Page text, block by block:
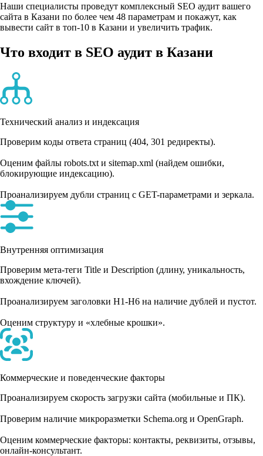
Наши специалисты проведут комплексный SEO аудит вашего
сайта в Казани по более чем 48 параметрам и покажут, как
вывести сайт в топ-10 в Казани и увеличить трафик.
Что входит в SEO аудит в Казани
Технический анализ и индексация
Проверим коды ответа страниц (404, 301 редиректы).
Оценим файлы robots.txt и sitemap.xml (найдем ошибки,
блокирующие индексацию).
Проанализируем дубли страниц с GET-параметрами и зеркала.
Внутренняя оптимизация
Проверим мета-теги Title и Description (длину, уникальность,
вхождение ключей).
Проанализируем заголовки H1-H6 на наличие дублей и пустот.
Оценим структуру и «хлебные крошки».
Коммерческие и поведенческие факторы
Проанализируем скорость загрузки сайта (мобильные и ПК).
Проверим наличие микроразметки Schema.org и OpenGraph.
Оценим коммерческие факторы: контакты, реквизиты, отзывы,
онлайн-консультант.